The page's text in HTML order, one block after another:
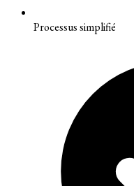
Processus simplifié